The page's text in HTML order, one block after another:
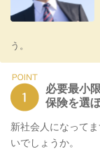
う。
必要最小
保険を選
新社会人になって
いでしょうか。